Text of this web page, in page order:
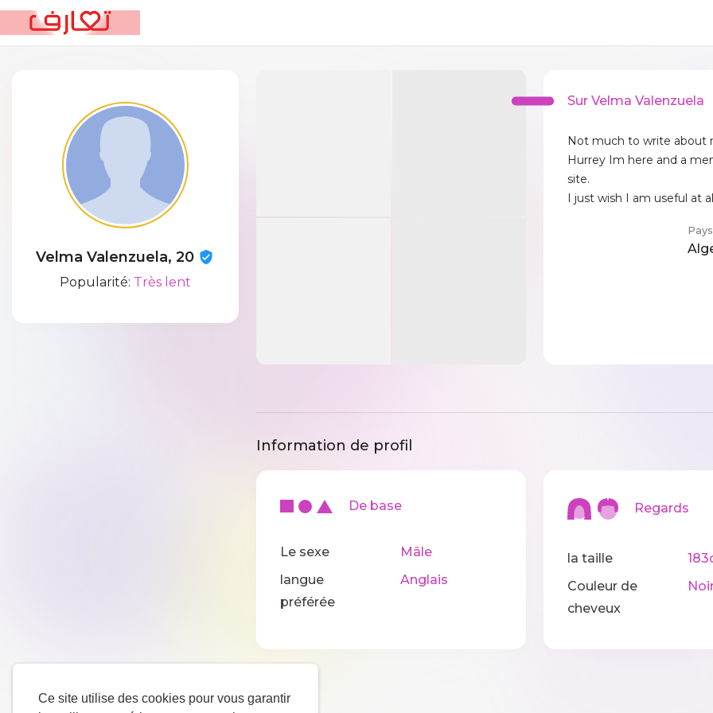
Ce site utilise des cookies pour vous garantir
Velma Valenzuela, 20
Popularité: Très lent
Sur Velma Valenzuela
Not much to write about
Hurrey Im here and a
site.
I just wish I am useful at
Pays
Information de profil
De base
Le sexe
Mâle
langue
préférée
Anglais
Regards
la taille
Couleur de
cheveux